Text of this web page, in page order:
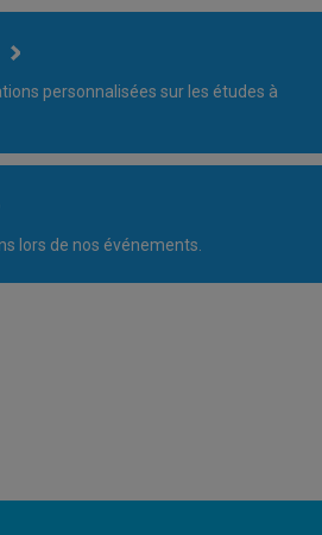
personnalisées sur les études à
lors de nos événements.